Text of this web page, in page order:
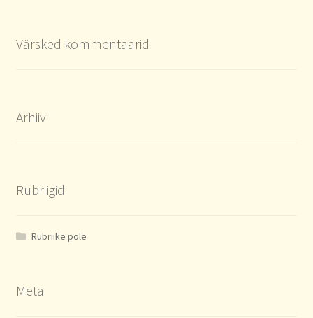
Värsked kommentaarid
Arhiiv
Rubriigid
Rubriike pole
Meta